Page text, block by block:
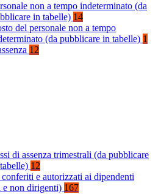
non a tempo indeterminato (da
in tabelle) 14
del personale non a tempo
(da pubblicare in tabelle) 1
12
di assenza trimestrali (da pubblicare
12
e autorizzati ai dipendenti
e non dirigenti) 167